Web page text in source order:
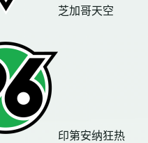
芝加哥天空
印第安纳狂热